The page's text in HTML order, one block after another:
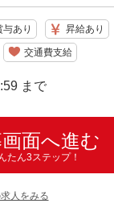
あり 昇給あり
交通費支給
まで
面へ進む
たん3ステップ！
人をみる